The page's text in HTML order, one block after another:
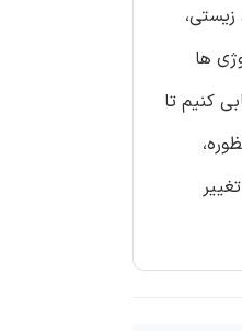
ها
کنیم تا